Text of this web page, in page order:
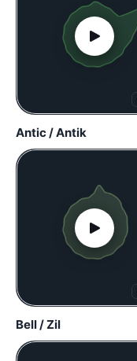
Antic / Antik
Bell / Zil